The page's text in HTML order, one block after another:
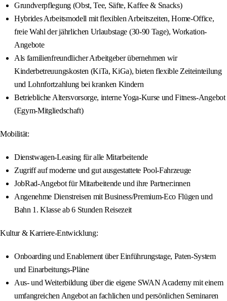
Grundverpflegung (Obst, Tee, Säfte, Kaffee & Snacks)
Hybrides Arbeitsmodell mit flexiblen Arbeitszeiten, Home-Office,
freie Wahl der jährlichen Urlaubstage (30-90 Tage), Workation-
Angebote
Als familienfreundlicher Arbeitgeber übernehmen wir
Kinderbetreuungskosten (KiTa, KiGa), bieten flexible Zeiteinteilung
und Lohnfortzahlung bei kranken Kindern
Betriebliche Altersvorsorge, interne Yoga-Kurse und Fitness-Angebot
(Egym-Mitgliedschaft)
Mobilität:
Dienstwagen-Leasing für alle Mitarbeitende
Zugriff auf moderne und gut ausgestattete Pool-Fahrzeuge
JobRad-Angebot für Mitarbeitende und ihre Partner:innen
Angenehme Dienstreisen mit Business/Premium-Eco Flügen und
Bahn 1. Klasse ab 6 Stunden Reisezeit
Kultur & Karriere-Entwicklung:
Onboarding und Enablement über Einführungstage, Paten-System
und Einarbeitungs-Pläne
Aus- und Weiterbildung über die eigene SWAN Academy mit einem
umfangreichen Angebot an fachlichen und persönlichen Seminaren